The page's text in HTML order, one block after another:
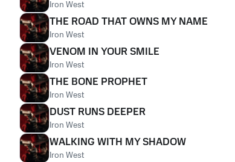
Iron West
THE ROAD THAT OWNS MY NAME
Iron West
VENOM IN YOUR SMILE
Iron West
THE BONE PROPHET
Iron West
DUST RUNS DEEPER
Iron West
WALKING WITH MY SHADOW
Iron West